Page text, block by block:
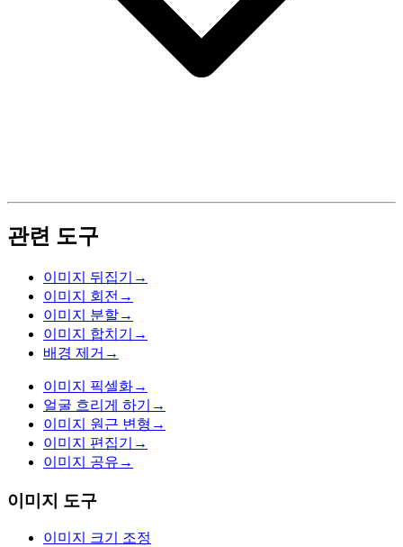
관련 도구
이미지 뒤집기 →
이미지 회전 →
이미지 분할→
이미지 합치기 →
배경 제거 →
이미지 픽셀화→
얼굴 흐리게 하기 →
이미지 원근 변형 →
이미지 편집기 →
이미지 공유 →
이미지 도구
이미지 크기 조정